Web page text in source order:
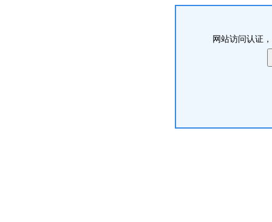
网站访问认证